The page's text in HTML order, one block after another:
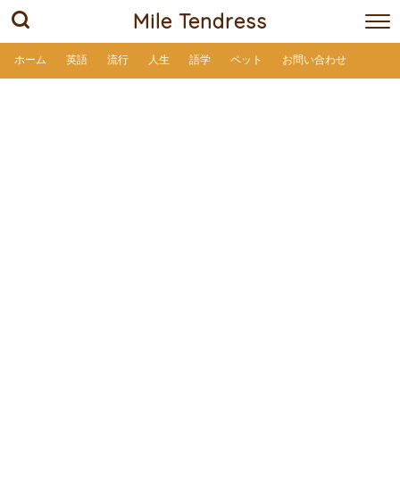
Mile Tendress
ホーム 英語 流行 人生 語学 ペット お問い合わせ